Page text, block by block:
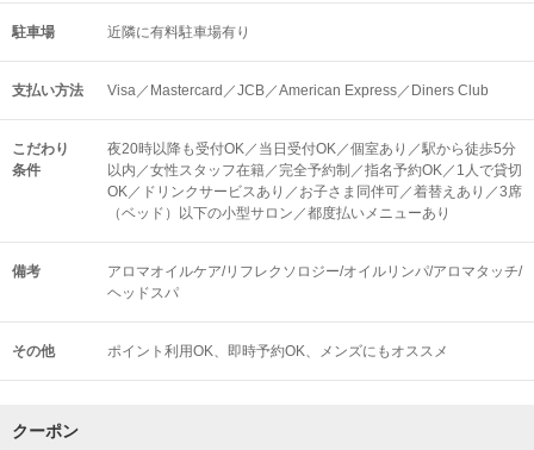
駐車場 近隣に有料駐車場有り
支払い方法 Visa／Mastercard／JCB／American Express／Diners Club
こだわり
条件
夜20時以降も受付OK／当日受付OK／個室あり／駅から徒歩5分
以内／女性スタッフ在籍／完全予約制／指名予約OK／1人で貸切
OK／ドリンクサービスあり／お子さま同伴可／着替えあり／3席
（ベッド）以下の小型サロン／都度払いメニューあり
備考
アロマオイルケア/リフレクソロジー/オイルリンパ/アロマタッチ/
ヘッドスパ
その他 ポイント利用OK 即時予約OK メンズにもオススメ
クーポン